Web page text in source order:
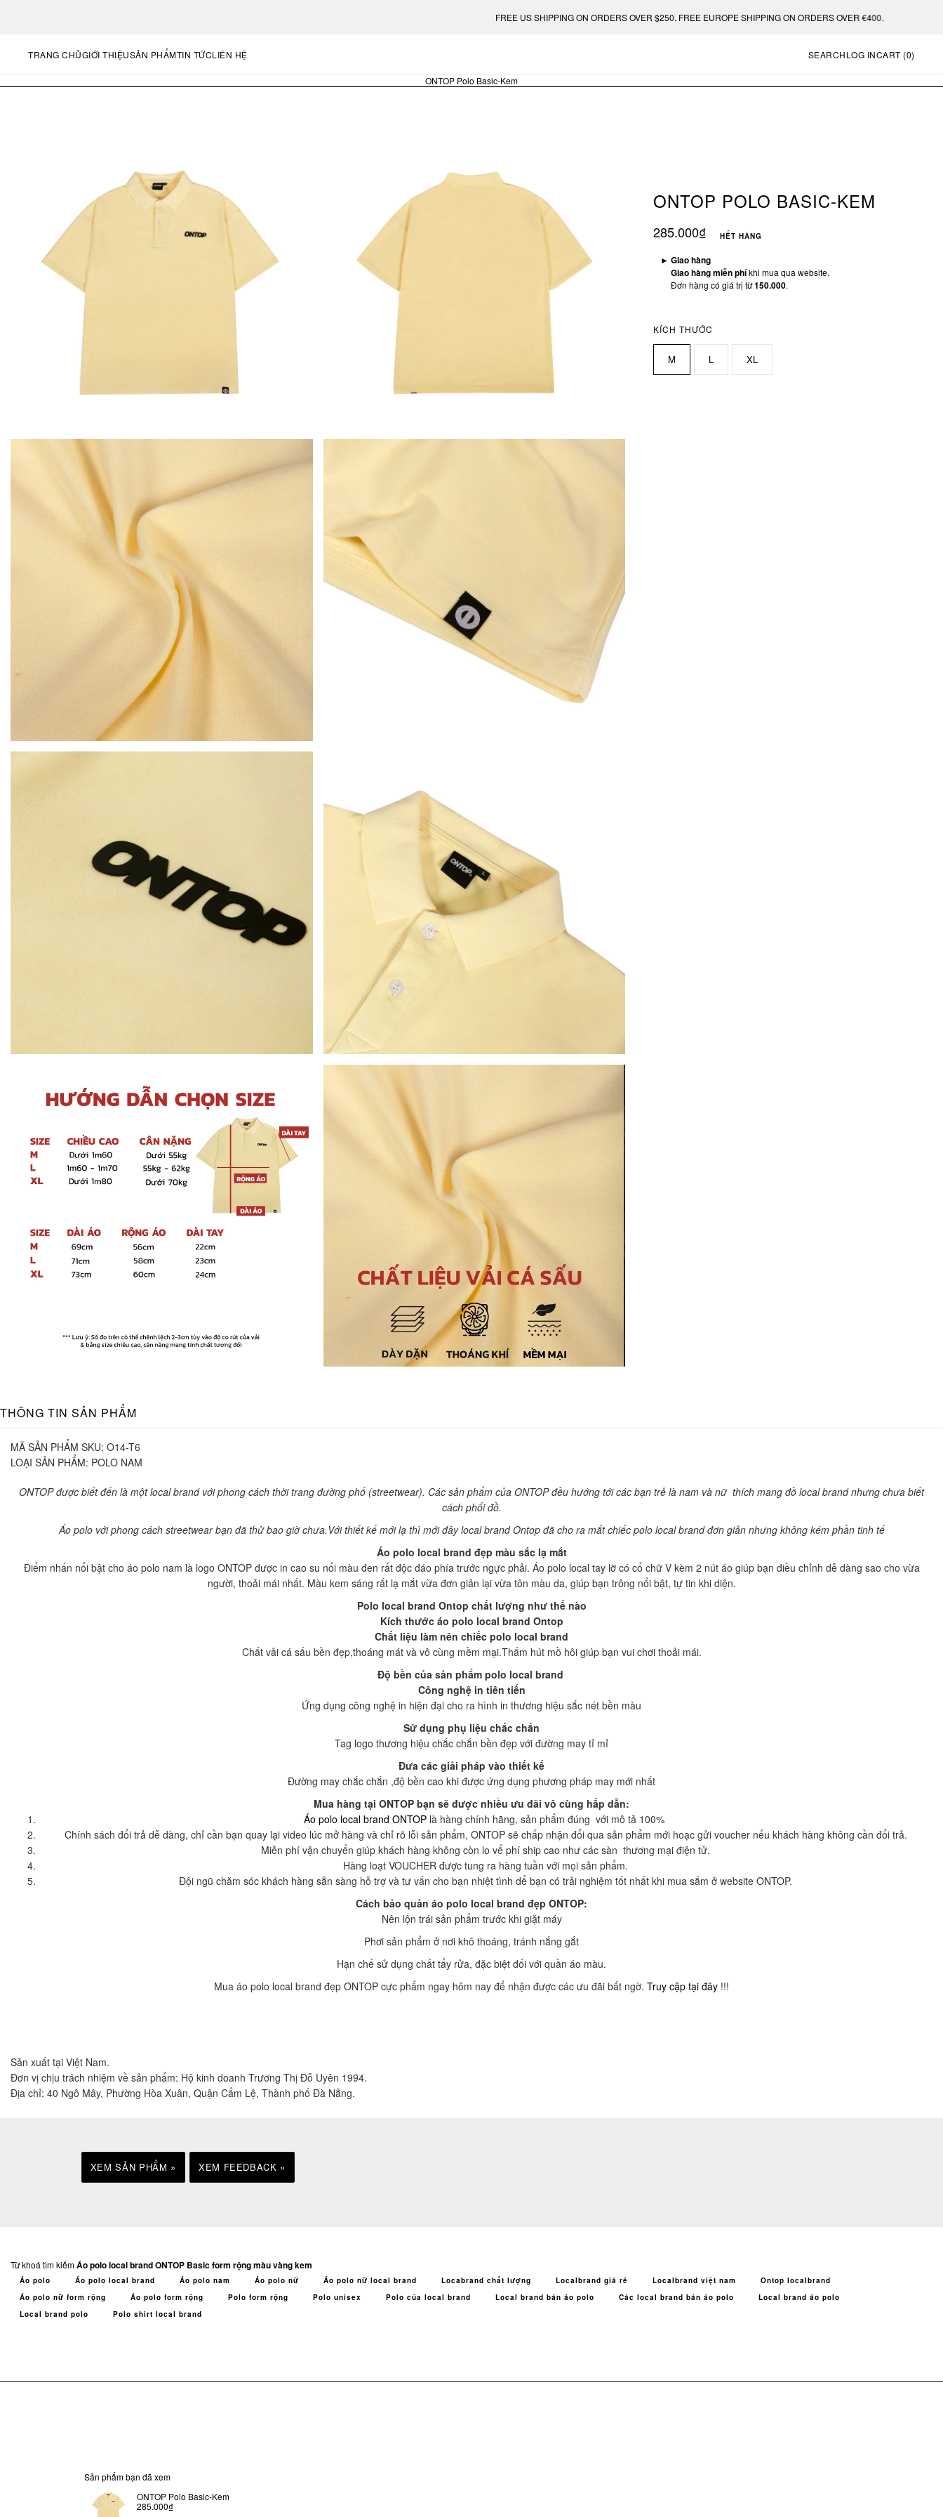
FREE US SHIPPING ON ORDERS OVER $250. FREE EUROPE SHIPPING ON ORDERS OVER €400.
TRANG CHỦGIỚI THIỆUSẢN PHẨMTIN TỨCLIÊN HỆ SEARCHLOG INCART (0)
ONTOP Polo Basic-Kem
ONTOP POLO BASIC-KEM
285.000₫ HẾT HÀNG
► Giao hàng
Giao hàng miễn phíkhi mua qua website.
Đơn hàng có giá trị từ150.000.
KÍCH THƯỚC
M L XL
THÔNG TIN SẢN PHẨM
MÃ SẢN PHẨM SKU: O14-T6
LOẠI SẢN PHẨM: POLO NAM
ONTOP được biết đến là một local brand với phong cách thời trang đường phố (streetwear). Các sản phẩm của ONTOP đều hướng tới các bạn trẻ là nam và nữ thích mang đồ local brand nhưng chưa biết
cách phối đồ.
Áo polo với phong cách streetwear bạn đã thử bao giờ chưa.Với thiết kế mới lạ thì mới đây local brand Ontop đã cho ra mắt chiếc polo local brand đơn giản nhưng không kém phần tinh tế
Áo polo local brand đẹp màu sắc lạ mắt
Điểm nhấn nổi bật cho áo polo nam là logo ONTOP được in cao su nổi màu đen rất độc đáo phía trước ngực phải. Áo polo local tay lỡ có cổ chữ V kèm 2 nút áo giúp bạn điều chỉnh dễ dàng sao cho vừa
người, thoải mái nhất. Màu kem sáng rất lạ mắt vừa đơn giản lại vừa tôn màu da, giúp bạn trông nổi bật, tự tin khi diện.
Polo local brand Ontop chất lượng như thế nào
Kích thước áo polo local brand Ontop
Chất liệu làm nên chiếc polo local brand
Chất vải cá sấu bền đẹp,thoáng mát và vô cùng mềm mại.Thấm hút mồ hôi giúp bạn vui chơi thoải mái.
Độ bền của sản phẩm polo local brand
Công nghệ in tiên tiến
Ứng dụng công nghệ in hiện đại cho ra hình in thương hiệu sắc nét bền màu
Sử dụng phụ liệu chắc chắn
Tag logo thương hiệu chắc chắn bền đẹp với đường may tỉ mỉ
Đưa các giải pháp vào thiết kế
Đường may chắc chắn ,độ bền cao khi được ứng dụng phương pháp may mới nhất
Mua hàng tại ONTOP bạn sẽ được nhiều ưu đãi vô cùng hấp dẫn:
Áo polo local brand ONTOP là hàng chính hãng, sản phẩm đúng với mô tả 100%
Chính sách đổi trả dễ dàng, chỉ cần bạn quay lại video lúc mở hàng và chỉ rõ lỗi sản phẩm, ONTOP sẽ chấp nhận đổi qua sản phẩm mới hoạc gửi voucher nếu khách hàng không cần đổi trả.
Miễn phí vận chuyển giúp khách hàng không còn lo vể phí ship cao như các sàn thương mại điện tử.
Hàng loạt VOUCHER được tung ra hàng tuần với mọi sản phẩm.
Đội ngũ chăm sóc khách hàng sẵn sàng hỗ trợ và tư vấn cho bạn nhiệt tình dể bạn có trải nghiệm tốt nhất khi mua sắm ở website ONTOP.
Cách bảo quản áo polo local brand đẹp ONTOP:
Nên lộn trái sản phẩm trước khi giặt máy
Phơi sản phẩm ở nơi khô thoáng, tránh nắng gắt
Hạn chế sử dụng chất tẩy rửa, đặc biệt đối với quần áo màu.
Mua áo polo local brand đẹp ONTOP cực phẩm ngay hôm nay để nhận được các ưu đãi bất ngờ. Truy cập tại đây !!!
Sản xuất tại Việt Nam.
Đơn vị chịu trách nhiệm về sản phẩm: Hộ kinh doanh Trương Thị Đỗ Uyên 1994.
Địa chỉ: 40 Ngô Mây, Phường Hòa Xuân, Quận Cẩm Lệ, Thành phố Đà Nẵng.
XEM SẢN PHẨM » XEM FEEDBACK »
Từ khoá tìm kiếmÁo polo local brand ONTOP Basic form rộng màu vàng kem
Áo polo Áo polo local brand Áo polo nam Áo polo nữ Áo polo nữ local brand Locabrand chất lượng Localbrand giá rẻ Localbrand việt nam
Ontop localbrand
Áo polo nữ form rộng
Áo polo form rộng Polo form rộng Polo unisex Polo của local brand Local brand bán áo polo Các local brand bán áo polo
Local brand áo polo
Local brand polo
Polo shirt local brand
Sản phẩm bạn đã xem
ONTOP Polo Basic-Kem
285.000₫